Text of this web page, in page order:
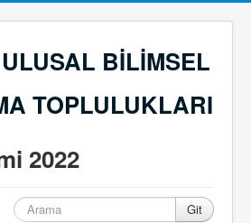
BİLİMSEL
TOPLULUKLARI
2022